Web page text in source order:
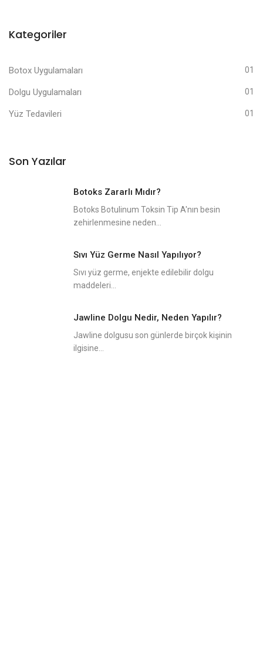
Kategoriler
Botox Uygulamaları 01
Dolgu Uygulamaları 01
Yüz Tedavileri 01
Son Yazılar
Botoks Zararlı Mıdır?
Botoks Botulinum Toksin Tip A'nın besin
zehirlenmesine neden...
Sıvı Yüz Germe Nasıl Yapılıyor?
Sıvı yüz germe, enjekte edilebilir dolgu
maddeleri...
Jawline Dolgu Nedir, Neden Yapılır?
Jawline dolgusu son günlerde birçok kişinin
ilgisine...